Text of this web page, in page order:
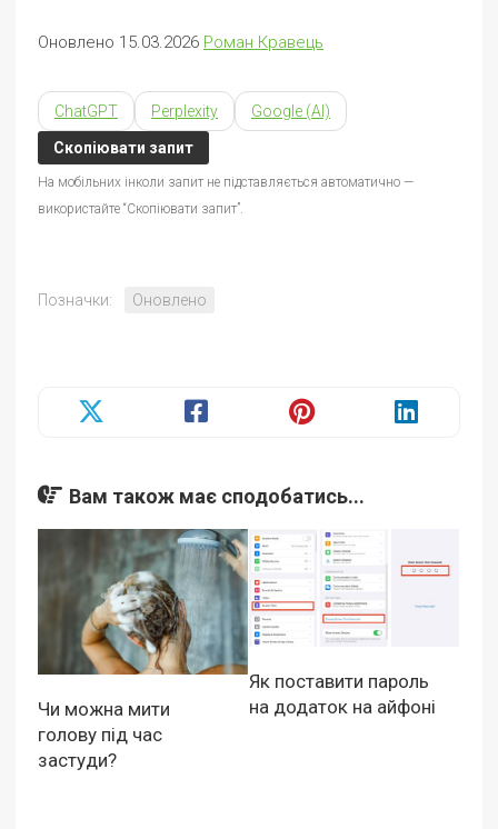
Оновлено 15.03.2026 Роман Кравець
ChatGPT Perplexity Google (AI)
Скопіювати запит
На мобільних інколи запит не підставляється автоматично —
використайте “Скопіювати запит”.
Позначки: Оновлено
Вам також має сподобатись...
Чи можна мити
голову під час
застуди?
Як поставити пароль
на додаток на айфоні